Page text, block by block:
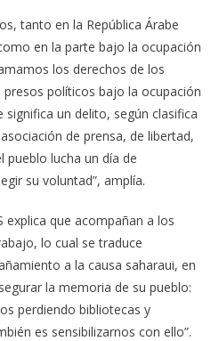
tanto en la República Árabe
en la parte bajo la ocupación
los derechos de los
políticos bajo la ocupación
un delito, según clasifica
de prensa, de libertad,
pueblo lucha un día de
su voluntad”, amplía.
explica que acompañan a los
lo cual se traduce
a la causa saharaui, en
la memoria de su pueblo:
perdiendo bibliotecas y
es sensibilizarnos con ello”.